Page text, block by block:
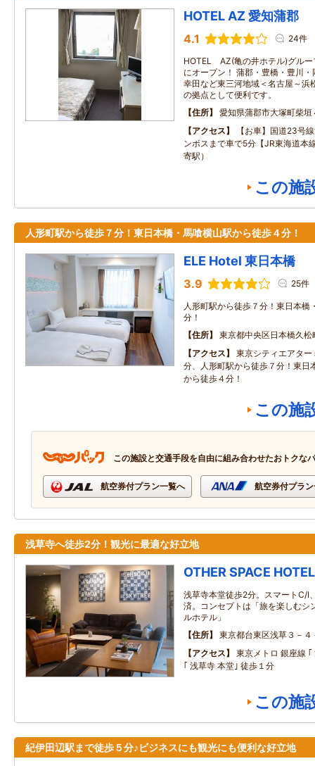
HOTEL AZ 愛知蒲郡
4.1 24件
HOTEL AZ(亀の井ホテル)グル
にオープン！ 蒲郡・豊橋・豊川
幸田など東三河地域＜名古屋～浜
の拠点として便利です。
住所
愛知県蒲郡市大塚町柴垣
アクセス
【お車】国道23号
ンボスまで車で5分【JR東海道本
寄駅）
この施
人形町駅から徒歩７分！東日本橋・馬喰横山駅から徒歩４分！
ELE Hotel 東日本橋
3.9 25件
人形町駅から徒歩７分！東日本橋
分！
住所
東京都中央区日本橋久松
アクセス
東京シティエアタ
分、人形町駅から徒歩７分！東日
から徒歩４分！
この施
この施設と交通手段を自由に組み合わせたおトクな
航空券付プラン一覧へ 航空券付プラ
浅草寺へ徒歩2分！観光に最適な好立地
OTHER SPACE HOTEL
浅草寺本堂徒歩2分。スマートC/I
済。コンセプトは「旅を楽しむシ
ルホテル」
住所
東京都台東区浅草３－４
アクセス
東京メトロ 銀座線
｢ 浅草寺 本堂｣ 徒歩１分
この施
紀伊田辺駅まで徒歩５分♪ビジネスにも観光にも便利な好立地